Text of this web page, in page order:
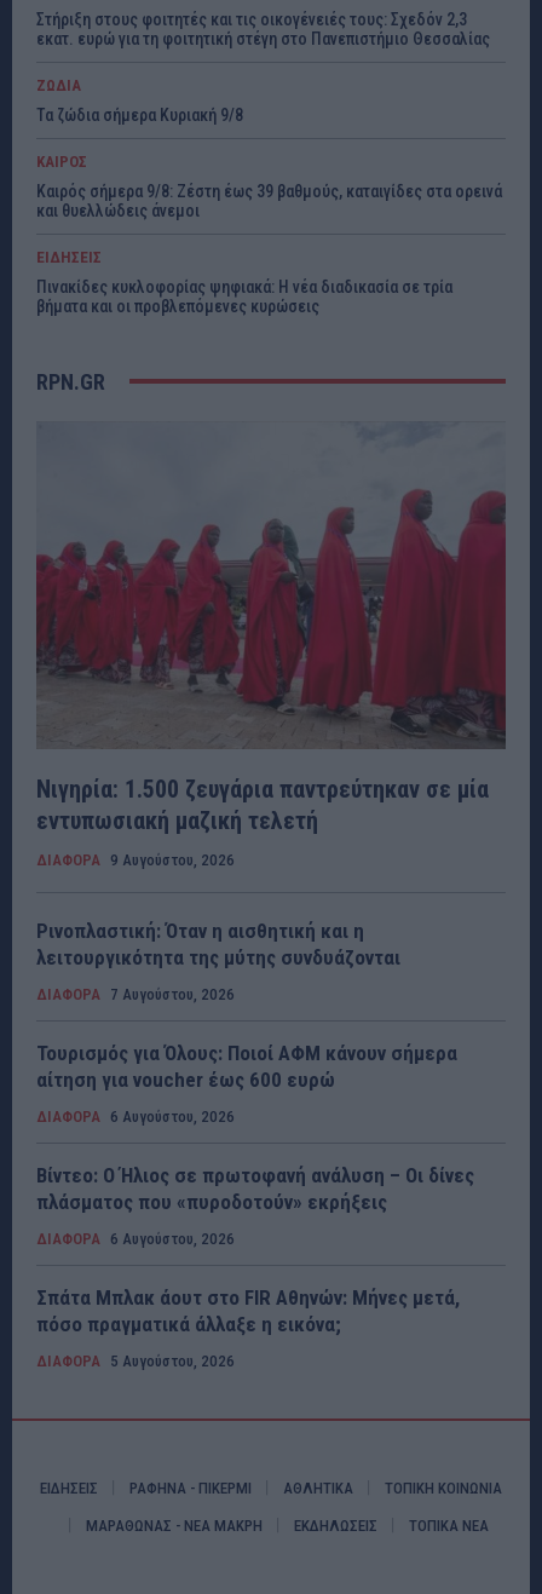
Στήριξη στους φοιτητές και τις οικογένειές τους: Σχεδόν 2,3
εκατ. ευρώ για τη φοιτητική στέγη στο Πανεπιστήμιο Θεσσαλίας
ΖΩΔΙΑ
Τα ζώδια σήμερα Κυριακή 9/8
ΚΑΙΡΟΣ
Καιρός σήμερα 9/8: Ζέστη έως 39 βαθμούς, καταιγίδες στα ορεινά
και θυελλώδεις άνεμοι
ΕΙΔΗΣΕΙΣ
Πινακίδες κυκλοφορίας ψηφιακά: Η νέα διαδικασία σε τρία
βήματα και οι προβλεπόμενες κυρώσεις
RPN.GR
Νιγηρία: 1.500 ζευγάρια παντρεύτηκαν σε μία
εντυπωσιακή μαζική τελετή
ΔΙΑΦΟΡΑ 9 Αυγούστου, 2026
Ρινοπλαστική: Όταν η αισθητική και η
λειτουργικότητα της μύτης συνδυάζονται
ΔΙΑΦΟΡΑ 7 Αυγούστου, 2026
Τουρισμός για Όλους: Ποιοί ΑΦΜ κάνουν σήμερα
αίτηση για voucher έως 600 ευρώ
ΔΙΑΦΟΡΑ 6 Αυγούστου, 2026
Βίντεο: Ο Ήλιος σε πρωτοφανή ανάλυση – Οι δίνες
πλάσματος που «πυροδοτούν» εκρήξεις
ΔΙΑΦΟΡΑ 6 Αυγούστου, 2026
Σπάτα Μπλακ άουτ στο FIR Αθηνών: Μήνες μετά,
πόσο πραγματικά άλλαξε η εικόνα;
ΔΙΑΦΟΡΑ 5 Αυγούστου, 2026
ΕΙΔΗΣΕΙΣ ΡΑΦΗΝΑ - ΠΙΚΕΡΜΙ ΑΘΛΗΤΙΚΑ ΤΟΠΙΚΗ ΚΟΙΝΩΝΙΑ
ΜΑΡΑΘΩΝΑΣ - ΝΕΑ ΜΑΚΡΗ ΕΚΔΗΛΩΣΕΙΣ ΤΟΠΙΚΑ ΝΕΑ